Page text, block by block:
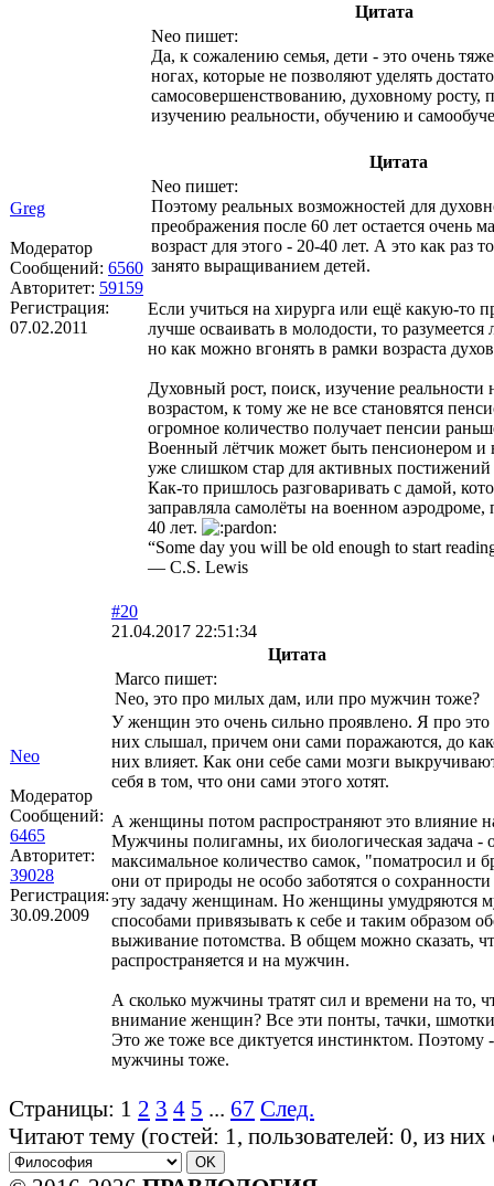
Greg
Модератор
Сообщений: 6560
Авторитет: 59159
Регистрация:
07.02.2011
Цитата
Neo пишет:
Да, к сожалению семья, дети - это очень
ногах, которые не позволяют уделять
самосовершенствованию, духовному росту,
изучению реальности, обучению и
Цитата
Neo пишет:
Поэтому реальных возможностей для
преображения после 60 лет остается очень
возраст для этого - 20-40 лет. А это как раз
занято выращиванием детей.
Если учиться на хирурга или ещё какую-то
лучше осваивать в молодости, то разумеется
но как можно вгонять в рамки возраста
Духовный рост, поиск, изучение реальности
возрастом, к тому же не все становятся
огромное количество получает пенсии
Военный лётчик может быть пенсионером и
уже слишком стар для активных постижений
Как-то пришлось разговаривать с дамой,
заправляла самолёты на военном
40 лет.
“Some day you will be old enough to start
― C.S. Lewis
Neo
Модератор
Сообщений:
6465
Авторитет:
39028
Регистрация:
30.09.2009
#20
21.04.2017 22:51:34
Цитата
Marco пишет:
Neo, это про милых дам, или про мужчин тоже?
У женщин это очень сильно проявлено. Я про это
них слышал, причем они сами поражаются, до
них влияет. Как они себе сами мозги
себя в том, что они сами этого хотят.
А женщины потом распространяют это влияние
Мужчины полигамны, их биологическая задача -
максимальное количество самок, "поматросил и
они от природы не особо заботятся о
эту задачу женщинам. Но женщины умудряются
способами привязывать к себе и таким образом
выживание потомства. В общем можно сказать,
распространяется и на мужчин.
А сколько мужчины тратят сил и времени на то,
внимание женщин? Все эти понты, тачки,
Это же тоже все диктуется инстинктом. Поэтому
мужчины тоже.
Страницы: 1 2 3 4 5 ... 67 След.
Читают тему (гостей: 1, пользователей: 0, из